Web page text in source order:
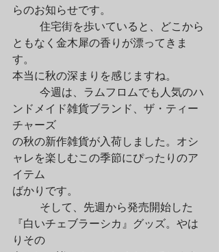
らのお知らせです。
ともなく金木犀の香りが漂ってきま
す。
本当に秋の深まりを感じますね。
ンドメイド雑貨ブランド、ザ・ティー
チャーズ
の秋の新作雑貨が入荷しました。オシ
ャレを楽しむこの季節にぴったりのア
イテム
ばかりです。
『白いチェブラーシカ』グッズ。やは
りその